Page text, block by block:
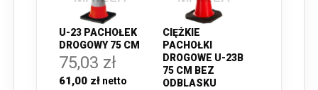
U-23 PACHOŁEK
DROGOWY 75 CM
75,03 zł
61,00 zł
CIĘŻKIE
PACHOŁKI
DROGOWE U-23B
75 CM BEZ
ODBLASKU